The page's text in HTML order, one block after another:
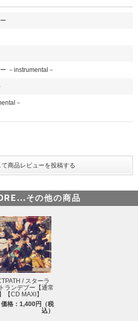
octpath/news/2025-09-26-2/
－instrumental－
－
その他の商品
/ スターラ
ランデブー【通常
【CD MAXI】
価格：1,400円（税
込）